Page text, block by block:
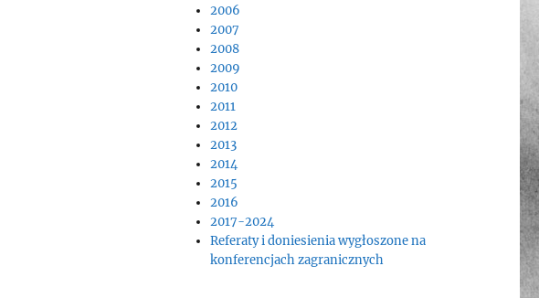
2006
2007
2008
2009
2010
2011
2012
2013
2014
2015
2016
2017-2024
Referaty i doniesienia wygłoszone na
konferencjach zagranicznych